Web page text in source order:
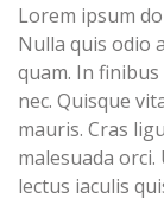
Lorem ipsum
Nulla quis odio
quam. In
nec. Quisque
mauris. Cras
malesuada
lectus iaculis